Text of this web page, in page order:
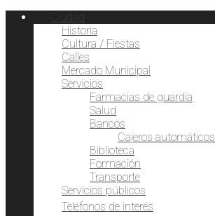
Ciudad
Historia
Cultura / Fiestas
Calles
Mercado Municipal
Servicios
Farmacias de guardia
Salud
Bancos
Cajeros automáticos
Biblioteca
Formación
Transporte
Servicios públicos
Teléfonos de interés